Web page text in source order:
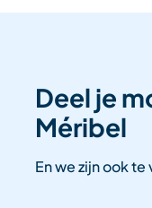
Deel je
Méribel
En we zijn ook